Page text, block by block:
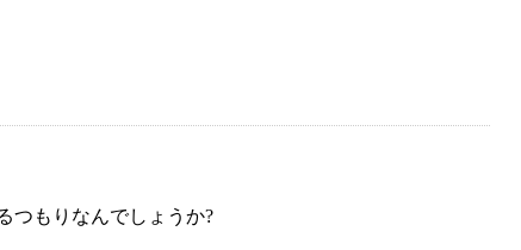
つもりなんでしょうか?